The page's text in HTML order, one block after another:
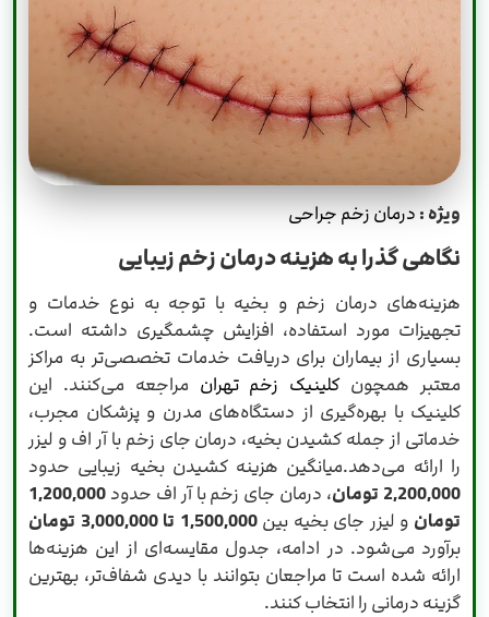
ویژه : درمان زخم جراحی
نگاهی گذرا به هزینه درمان زخم زیبایی
هزینه‌های درمان زخم و بخیه با توجه به نوع خدمات و
تجهیزات مورد استفاده، افزایش چشمگیری داشته است.
بسیاری از بیماران برای دریافت خدمات تخصصی‌تر به مراکز
معتبر همچونکلینیک زخم تهران مراجعه می‌کنند. این
کلینیک با بهره‌گیری از دستگاه‌های مدرن و پزشکان مجرب،
خدماتی از جمله کشیدن بخیه، درمان جای زخم با آر اف و لیزر
را ارائه می‌دهد.میانگین هزینه کشیدن بخیه زیبایی حدود
2,200,000 تومان
، درمان جای زخم با آر اف حدود 1,200,000
تومان و لیزر جای بخیه بین1,500,000 تا 3,000,000 تومان
برآورد می‌شود. در ادامه، جدول مقایسه‌ای از این هزینه‌ها
ارائه شده است تا مراجعان بتوانند با دیدی شفاف‌تر، بهترین
گزینه درمانی را انتخاب کنند.